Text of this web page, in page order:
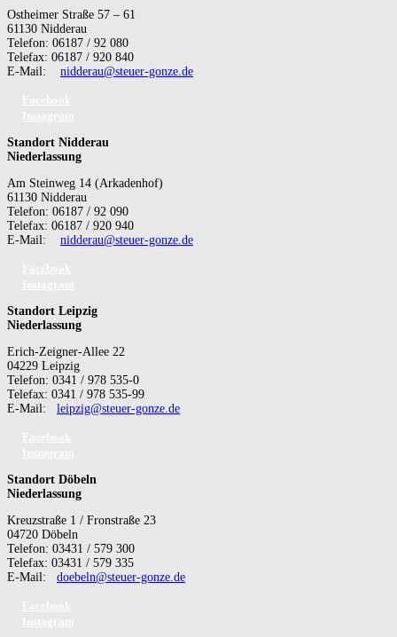
Ostheimer Straße 57 – 61
61130 Nidderau
Telefon: 06187 / 92 080
Telefax: 06187 / 920 840
E-Mail: nidderau@steuer-gonze.de
Standort Nidderau
Niederlassung
Am Steinweg 14 (Arkadenhof)
61130 Nidderau
Telefon: 06187 / 92 090
Telefax: 06187 / 920 940
E-Mail: nidderau@steuer-gonze.de
Standort Leipzig
Niederlassung
Erich-Zeigner-Allee 22
04229 Leipzig
Telefon: 0341 / 978 535-0
Telefax: 0341 / 978 535-99
E-Mail: leipzig@steuer-gonze.de
Standort Döbeln
Niederlassung
Kreuzstraße 1 / Fronstraße 23
04720 Döbeln
Telefon: 03431 / 579 300
Telefax: 03431 / 579 335
E-Mail: doebeln@steuer-gonze.de